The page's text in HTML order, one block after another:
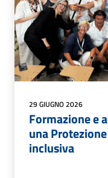
29 GIUGNO 2026
Formazione e
una
inclusiva